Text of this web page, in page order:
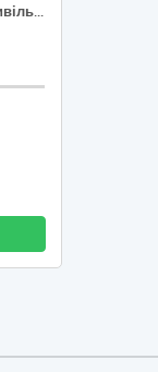
Послуги з обов’язкового страхування цивільно-правової відповідальності власників наземних транспортних засобів